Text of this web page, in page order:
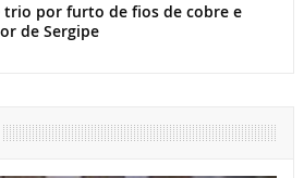
trio por furto de fios de cobre e
de Sergipe